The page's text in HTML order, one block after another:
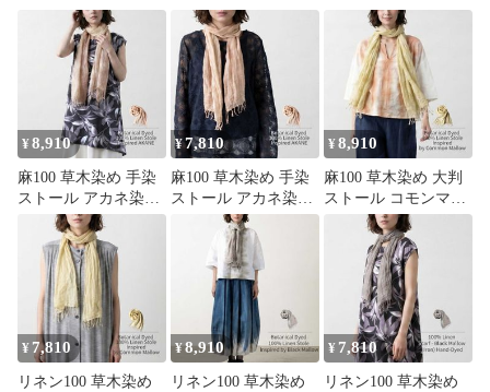
防寒対策 あったか 軽量アウター 高保温 ダウンコート
関連キーワード
ダウンコート ダウンショートコート キルティング ノーカラ
ー スナップボタン レディース アウター
軽い 暖かい 保温 防寒 秋冬 春先 通勤 旅行 きれいめ 大人カジ
ュアル 体型カバー 40代 50代 60代 ギフト プレゼント
【Spec】
サイズ（cm）
肩幅
41
¥8,910
麻100 草木染め 手染
ストール アカネ染め
ヨーロッパリネン ピ
ンク レディース 春夏
日本製 L
¥7,810
麻100 草木染め 手染
ストール アカネ染め
ヨーロッパリネン ピ
ンク レディース 春夏
日本製 S
¥8,910
麻100 草木染め 大判
ストール コモンマロ
ー ヨーロッパリネン
イエロー レディース
ショール 日本製 L
¥ 7,810
リネン100 草木染め
¥8,910
リネン100 草木染め
¥ 7,810
リネン100 草木染め